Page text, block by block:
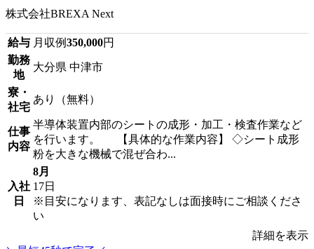
株式会社BREXA Next
給与 月収例350,000円
勤務
地
大分県 中津市
寮・
社宅
あり（無料）
仕事
内容
半導体装置内部のシートの成形・加工・検査作業など
を行います。 【具体的な作業内容】 ◇シート成形
粉を大きな機械で混ぜ合わ...
入社
日
8月
17日
※目安になります、表記なしは面接時にご相談くださ
い
詳細を表示